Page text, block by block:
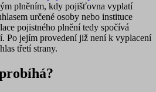
plněním, kdy pojišťovna vyplatí
určené osoby nebo instituce
pojistného plnění tedy spočívá
Po jejím provedení již není k vyplacení
třetí strany.